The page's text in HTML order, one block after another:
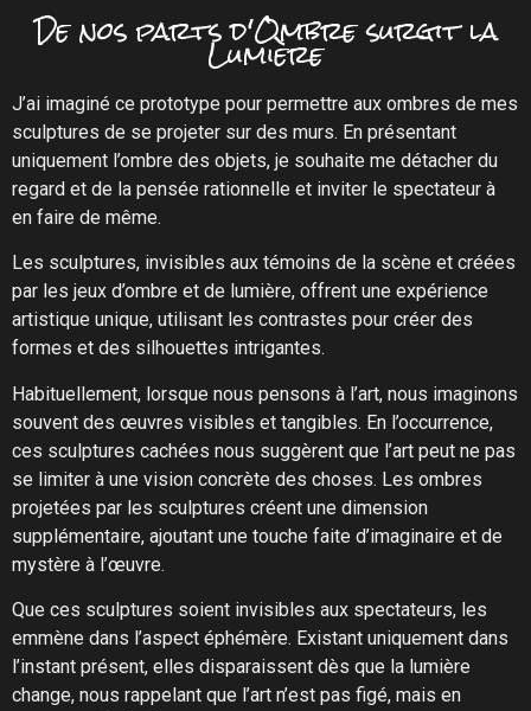
De nos parts d'Ombre surgit la
Lumière
J’ai imaginé ce prototype pour permettre aux ombres de mes
sculptures de se projeter sur des murs. En présentant
uniquement l’ombre des objets, je souhaite me détacher du
regard et de la pensée rationnelle et inviter le spectateur à
en faire de même.
Les sculptures, invisibles aux témoins de la scène et créées
par les jeux d’ombre et de lumière, offrent une expérience
artistique unique, utilisant les contrastes pour créer des
formes et des silhouettes intrigantes.
Habituellement, lorsque nous pensons à l’art, nous imaginons
souvent des œuvres visibles et tangibles. En l’occurrence,
ces sculptures cachées nous suggèrent que l’art peut ne pas
se limiter à une vision concrète des choses. Les ombres
projetées par les sculptures créent une dimension
supplémentaire, ajoutant une touche faite d’imaginaire et de
mystère à l’œuvre.
Que ces sculptures soient invisibles aux spectateurs, les
emmène dans l’aspect éphémère. Existant uniquement dans
l’instant présent, elles disparaissent dès que la lumière
change, nous rappelant que l’art n’est pas figé, mais en